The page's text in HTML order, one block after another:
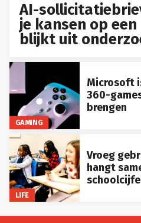
AI-
je kansen op
blijkt uit
GAMING
Microsoft
360-
brengen
LIFE
Vroeg
hangt